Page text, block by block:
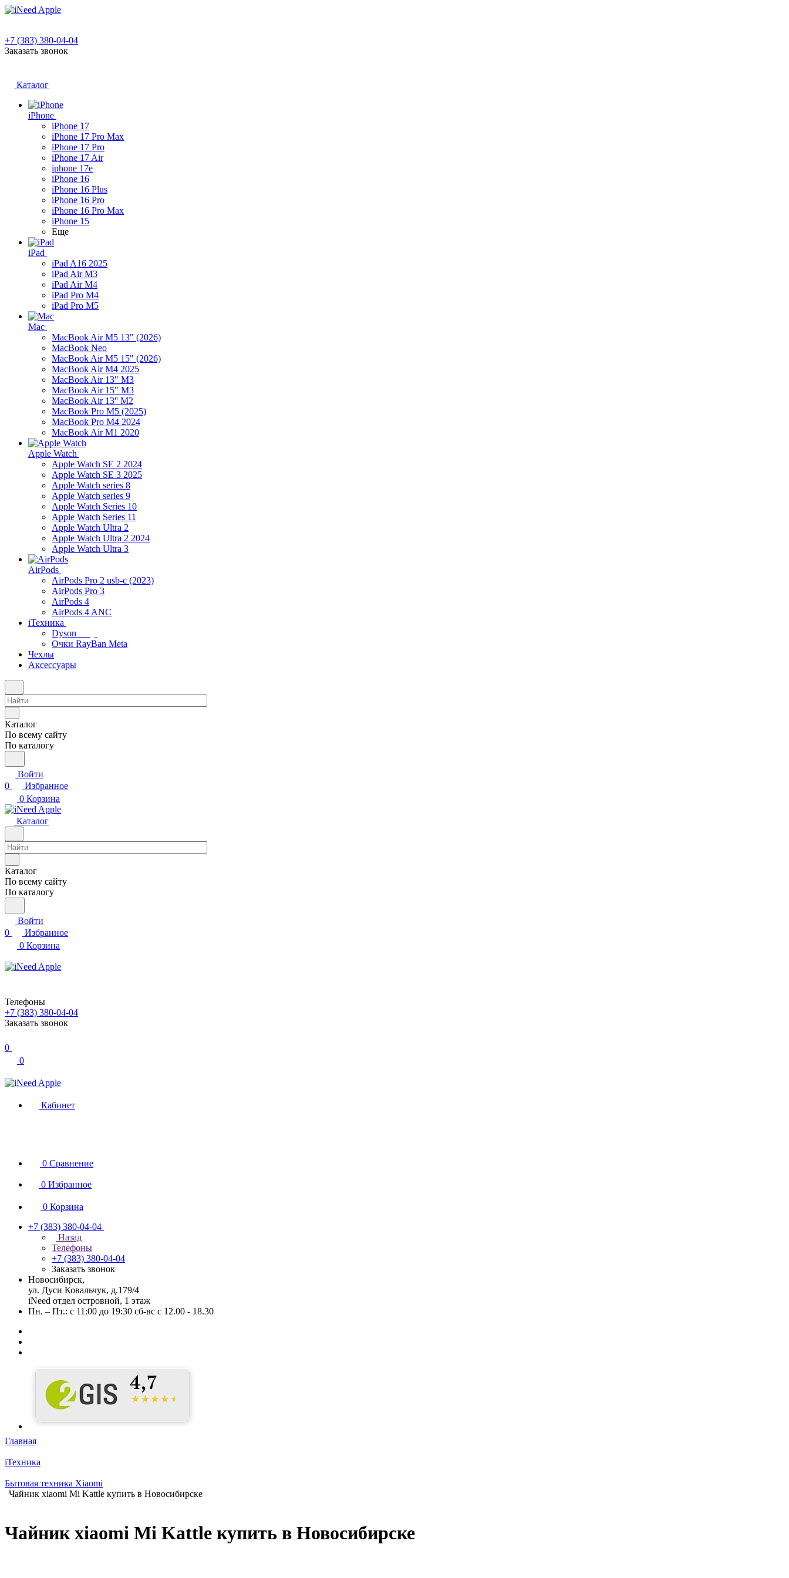
+7 (383) 380-04-04
Заказать звонок
Каталог
iPhone
iPhone 17
iPhone 17 Pro Max
iPhone 17 Pro
iPhone 17 Air
iphone 17e
iPhone 16
iPhone 16 Plus
iPhone 16 Pro
iPhone 16 Pro Max
iPhone 15
Еще
iPad
iPad A16 2025
iPad Air M3
iPad Air M4
iPad Pro M4
iPad Pro M5
Mac
MacBook Air M5 13" (2026)
MacBook Neo
MacBook Air M5 15" (2026)
MacBook Air M4 2025
MacBook Air 13" M3
MacBook Air 15" M3
MacBook Air 13'' M2
MacBook Pro M5 (2025)
MacBook Pro M4 2024
MacBook Air M1 2020
Apple Watch
Apple Watch SE 2 2024
Apple Watch SE 3 2025
Apple Watch series 8
Apple Watch series 9
Apple Watch Series 10
Apple Watch Series 11
Apple Watch Ultra 2
Apple Watch Ultra 2 2024
Apple Watch Ultra 3
AirPods
AirPods Pro 2 usb-c (2023)
AirPods Pro 3
AirPods 4
AirPods 4 ANC
iТехника
Dyson
Очки RayBan Meta
Чехлы
Аксессуары
Каталог
По всему сайту
По каталогу
Войти
0
Избранное
0 Корзина
Каталог
Каталог
По всему сайту
По каталогу
Войти
0
Избранное
0 Корзина
Телефоны
+7 (383) 380-04-04
Заказать звонок
0
0
Кабинет
0 Сравнение
0 Избранное
0 Корзина
+7 (383) 380-04-04
Назад
Телефоны
+7 (383) 380-04-04
Заказать звонок
Новосибирск,
ул. Дуси Ковальчук, д.179/4
iNeed отдел островной, 1 этаж
Пн. – Пт.: с 11:00 до 19:30 сб-вс с 12.00 - 18.30
Главная
iТехника
Бытовая техника Xiaomi
Чайник xiaomi Mi Kattle купить в Новосибирске
Чайник xiaomi Mi Kattle купить в Новосибирске